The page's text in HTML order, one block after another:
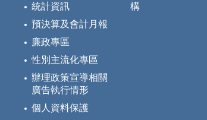
統計資訊
預決算及會計月報
廉政專區
性別主流化專區
辦理政策宣導相關
廣告執行情形
個人資料保護
構